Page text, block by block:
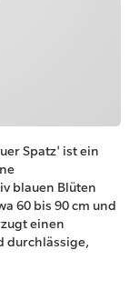
Spatz' ist ein
blauen Blüten
60 bis 90 cm und
einen
durchlässige,